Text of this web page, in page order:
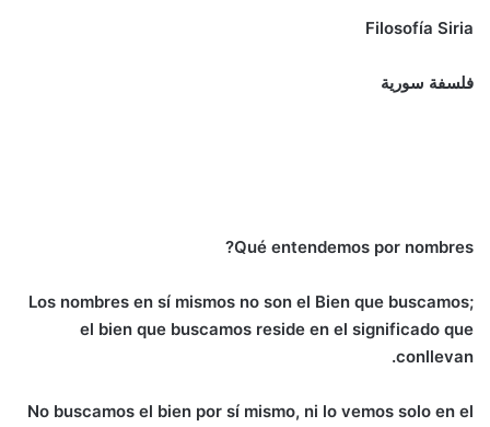
Filosofía Siria
فلسفة سورية
Qué entendemos por nombres?
Los nombres en sí mismos no son el Bien que buscamos;
el bien que buscamos reside en el significado que
conllevan.
No buscamos el bien por sí mismo, ni lo vemos solo en el